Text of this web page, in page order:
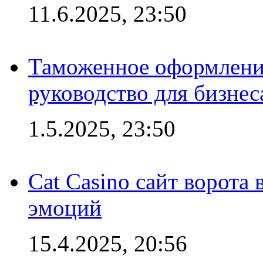
11.6.2025, 23:50
Таможенное
руководство для
1.5.2025, 23:50
Cat Casino сайт
эмоций
15.4.2025, 20:56